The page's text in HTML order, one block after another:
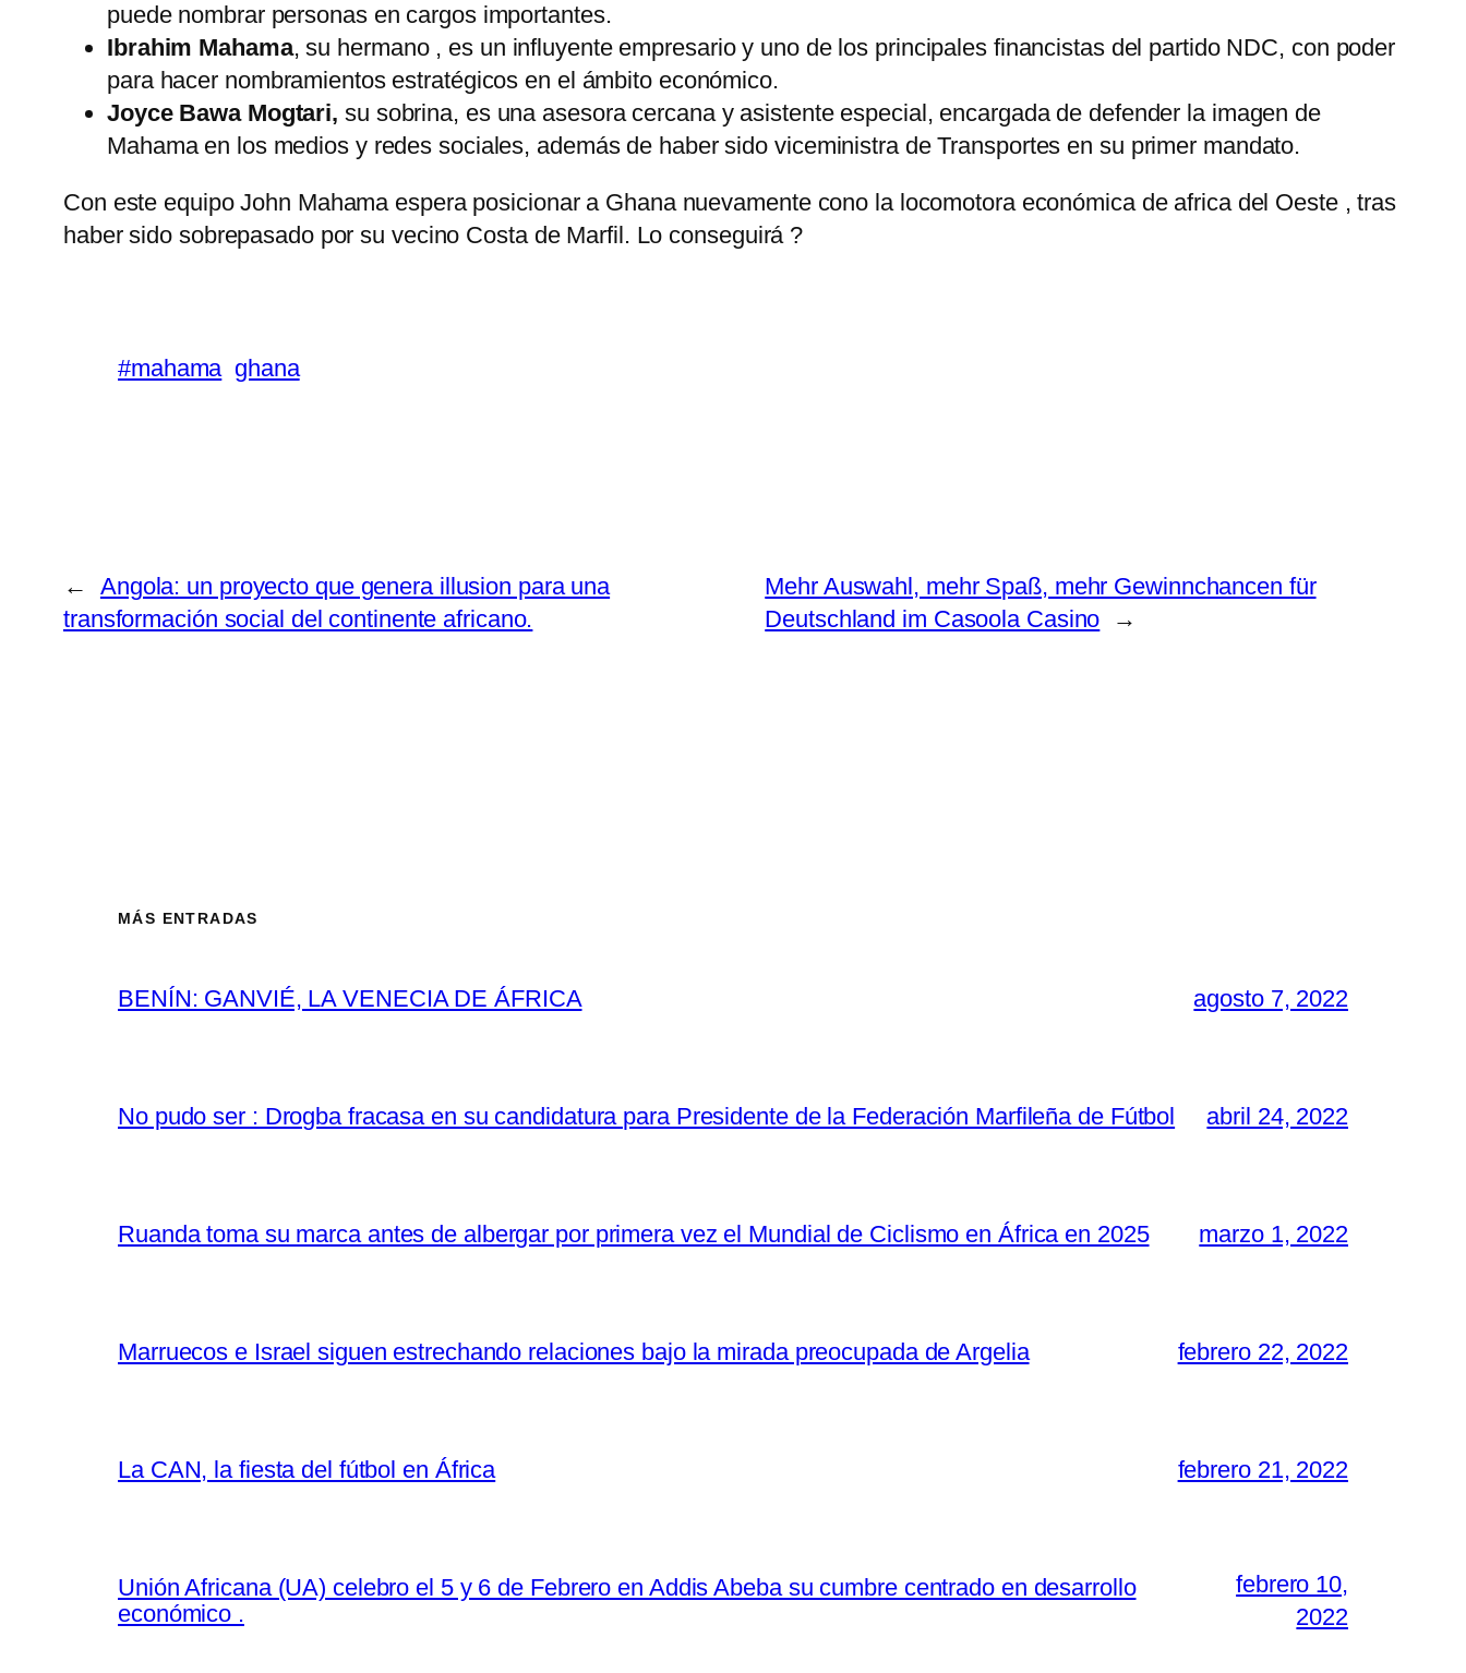
puede nombrar personas en cargos importantes.
Ibrahim Mahama, su hermano , es un influyente empresario y uno de los principales financistas del partido NDC, con poder
para hacer nombramientos estratégicos en el ámbito económico.
Joyce Bawa Mogtari, su sobrina, es una asesora cercana y asistente especial, encargada de defender la imagen de
Mahama en los medios y redes sociales, además de haber sido viceministra de Transportes en su primer mandato.
Con este equipo John Mahama espera posicionar a Ghana nuevamente cono la locomotora económica de africa del Oeste , tras
haber sido sobrepasado por su vecino Costa de Marfil. Lo conseguirá ?
#mahama ghana
←
Angola: un proyecto que genera illusion para una
transformación social del continente africano.
Mehr Auswahl, mehr Spaß, mehr Gewinnchancen für
Deutschland im Casoola Casino
→
MÁS ENTRADAS
BENÍN: GANVIÉ, LA VENECIA DE ÁFRICA agosto 7, 2022
No pudo ser : Drogba fracasa en su candidatura para Presidente de la Federación Marfileña de Fútbol abril 24, 2022
Ruanda toma su marca antes de albergar por primera vez el Mundial de Ciclismo en África en 2025 marzo 1, 2022
Marruecos e Israel siguen estrechando relaciones bajo la mirada preocupada de Argelia febrero 22, 2022
La CAN, la fiesta del fútbol en África febrero 21, 2022
Unión Africana (UA) celebro el 5 y 6 de Febrero en Addis Abeba su cumbre centrado en desarrollo
económico .
febrero 10,
2022